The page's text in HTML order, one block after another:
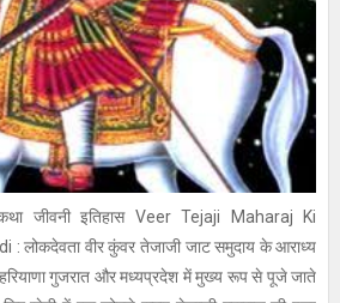
जीवनी इतिहास Veer Tejaji Maharaj Ki
लोकदेवता वीर कुंवर तेजाजी जाट समुदाय के आराध्य
गुजरात और मध्यप्रदेश में मुख्य रूप से पूजे जाते